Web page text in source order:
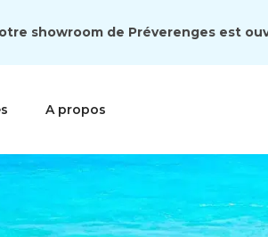
showroom de Préverenges est
A propos